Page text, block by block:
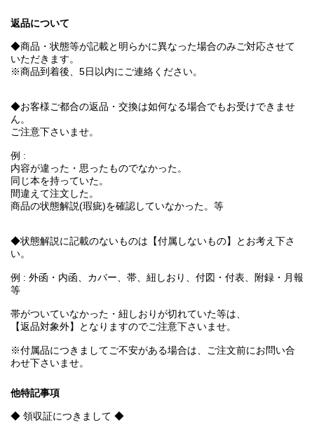
返品について
◆商品・状態等が記載と明らかに異なった場合のみご対応させて
いただきます。
※商品到着後、5日以内にご連絡ください。
◆お客様ご都合の返品・交換は如何なる場合でもお受けできませ
ん。
ご注意下さいませ。
例 :
内容が違った・思ったものでなかった。
同じ本を持っていた。
間違えて注文した。
商品の状態解説(瑕疵)を確認していなかった。等
◆状態解説に記載のないものは【付属しないもの】とお考え下さ
い。
例 : 外函・内函、カバー、帯、紐しおり、付図・付表、附録・月報
等
帯がついていなかった・紐しおりが切れていた等は、
【返品対象外】となりますのでご注意下さいませ。
※付属品につきましてご不安がある場合は、ご注文前にお問い合
わせ下さいませ。
他特記事項
◆ 領収証につきまして ◆